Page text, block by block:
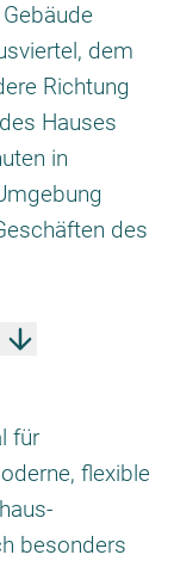
dem
Richtung
Hauses
in
des
für
flexible
besonders